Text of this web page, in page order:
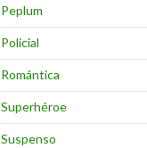
Peplum
Policial
Romántica
Superhéroe
Suspenso